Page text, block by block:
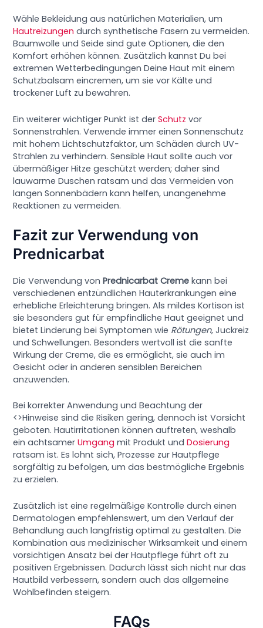
Wähle Bekleidung aus natürlichen Materialien, um
Hautreizungen durch synthetische Fasern zu vermeiden.
Baumwolle und Seide sind gute Optionen, die den
Komfort erhöhen können. Zusätzlich kannst Du bei
extremen Wetterbedingungen Deine Haut mit einem
Schutzbalsam eincremen, um sie vor Kälte und
trockener Luft zu bewahren.
Ein weiterer wichtiger Punkt ist derSchutz vor
Sonnenstrahlen. Verwende immer einen Sonnenschutz
mit hohem Lichtschutzfaktor, um Schäden durch UV-
Strahlen zu verhindern. Sensible Haut sollte auch vor
übermäßiger Hitze geschützt werden; daher sind
lauwarme Duschen ratsam und das Vermeiden von
langen Sonnenbädern kann helfen, unangenehme
Reaktionen zu vermeiden.
Fazit zur Verwendung von
Prednicarbat
Die Verwendung vonPrednicarbat Creme kann bei
verschiedenen entzündlichen Hauterkrankungen eine
erhebliche Erleichterung bringen. Als mildes Kortison ist
sie besonders gut für empfindliche Haut geeignet und
bietet Linderung bei Symptomen wie Rötungen, Juckreiz
und Schwellungen. Besonders wertvoll ist die sanfte
Wirkung der Creme, die es ermöglicht, sie auch im
Gesicht oder in anderen sensiblen Bereichen
anzuwenden.
Bei korrekter Anwendung und Beachtung der
<>Hinweise sind die Risiken gering, dennoch ist Vorsicht
geboten. Hautirritationen können auftreten, weshalb
ein achtsamerUmgang mit Produkt undDosierung
ratsam ist. Es lohnt sich, Prozesse zur Hautpflege
sorgfältig zu befolgen, um das bestmögliche Ergebnis
zu erzielen.
Zusätzlich ist eine regelmäßige Kontrolle durch einen
Dermatologen empfehlenswert, um den Verlauf der
Behandlung auch langfristig optimal zu gestalten. Die
Kombination aus medizinischer Wirksamkeit und einem
vorsichtigen Ansatz bei der Hautpflege führt oft zu
positiven Ergebnissen. Dadurch lässt sich nicht nur das
Hautbild verbessern, sondern auch das allgemeine
Wohlbefinden steigern.
FAQs